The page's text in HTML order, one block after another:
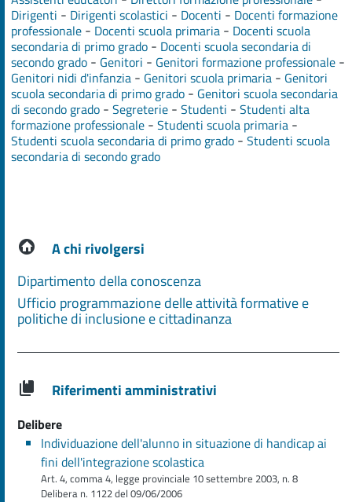
Dirigenti - Dirigenti scolastici - Docenti - Docenti formazione
professionale - Docenti scuola primaria - Docenti scuola
secondaria di primo grado - Docenti scuola secondaria di
secondo grado - Genitori - Genitori formazione professionale -
Genitori nidi d'infanzia - Genitori scuola primaria - Genitori
scuola secondaria di primo grado - Genitori scuola secondaria
di secondo grado - Segreterie - Studenti - Studenti alta
formazione professionale - Studenti scuola primaria -
Studenti scuola secondaria di primo grado - Studenti scuola
secondaria di secondo grado
A chi rivolgersi
Dipartimento della conoscenza
Ufficio programmazione delle attività formative e
politiche di inclusione e cittadinanza
Riferimenti amministrativi
Delibere
Individuazione dell'alunno in situazione di handicap ai
fini dell'integrazione scolastica
Art. 4, comma 4, legge provinciale 10 settembre 2003, n. 8
Delibera n. 1122 del 09/06/2006